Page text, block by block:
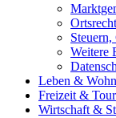
Ortsrecht
Weitere
Leben &
Freizeit &
Wirtschaft &